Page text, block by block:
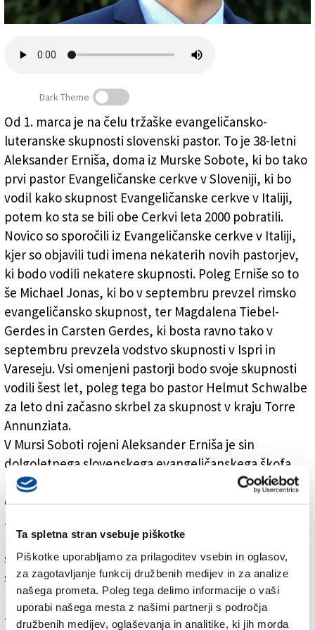
Ta spletna stran vsebuje piškotke
Piškotke uporabljamo za prilagoditev vsebin in oglasov,
za zagotavljanje funkcij družbenih medijev in za analize
našega prometa. Poleg tega delimo informacije o vaši
uporabi našega mesta z našimi partnerji s področja
družbenih medijev, oglaševanja in analitike, ki jih morda
Založnik
Slovenec na čelu tržaških evangeličanov
Dark Theme
Od 1. marca je na čelu tržaške evangeličansko-
luteranske skupnosti slovenski pastor. To je 38-letni
Aleksander Erniša, doma iz Murske Sobote, ki bo tako
prvi pastor Evangeličanske cerkve v Sloveniji, ki bo
vodil kako skupnost Evangeličanske cerkve v Italiji,
potem ko sta se bili obe Cerkvi leta 2000 pobratili.
Novico so sporočili iz Evangeličanske cerkve v Italiji,
kjer so objavili tudi imena nekaterih novih pastorjev,
ki bodo vodili nekatere skupnosti. Poleg Erniše so to
še Michael Jonas, ki bo v septembru prevzel rimsko
evangeličansko skupnost, ter Magdalena Tiebel-
Gerdes in Carsten Gerdes, ki bosta ravno tako v
septembru prevzela vodstvo skupnosti v Ispri in
Vareseju. Vsi omenjeni pastorji bodo svoje skupnosti
vodili šest let, poleg tega bo pastor Helmut Schwalbe
za leto dni začasno skrbel za skupnost v kraju Torre
Annunziata.
V Mursi Soboti rojeni Aleksander Erniša je sin
dolgoletnega slovenskega evangeličanskega škofa
(danes častnega škofa) Geze Erniše. Po končani
osnovni šoli je več let preživel na Slovaškem, kjer je
začel študirati teologijo, kar je pozneje nadaljeval na
Dunaju, od leta 2004 pa je duhovnik evangeličanske
skupnosti v Sloveniji, kjer je leta 2005 nastopil tudi
službo vojaškega kurata, ki jo je opravljal do letos.
Leta 2016 je na podiplomski šoli
Znanstvenoraziskovalnega središča Slovenske